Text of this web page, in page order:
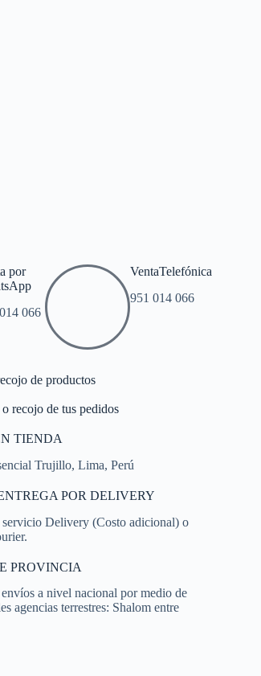
por
066
VentaTelefónica
951 014 066
de productos
recojo de tus pedidos
TIENDA
Trujillo, Lima, Perú
POR DELIVERY
servicio Delivery (Costo adicional) o
PROVINCIA
a nivel nacional por medio de
agencias terrestres: Shalom entre